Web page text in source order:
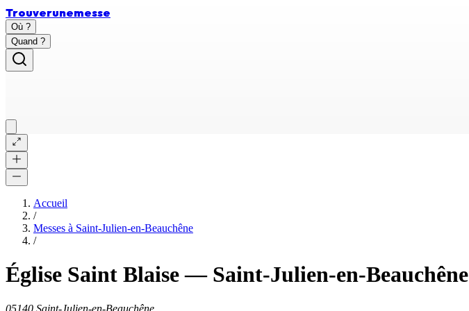
Trouverunemesse
Où ?
Quand ?
Accueil
/
Messes à Saint-Julien-en-Beauchêne
/
Église Saint Blaise— Saint-Julien-en-Beauchêne
05140 Saint-Julien-en-Beauchêne